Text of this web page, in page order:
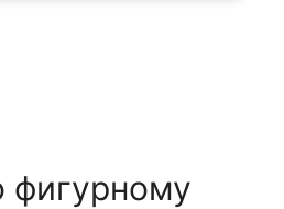
фигурному